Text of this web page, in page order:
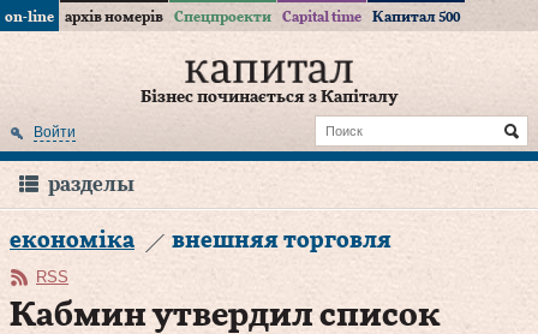
on-line архів номерів Спецпроекти Capital time Капитал 500
Бізнес починається з Капіталу
Войти
разделы
економіка внешняя торговля
RSS
Кабмин утвердил список